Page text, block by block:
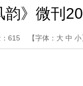
》微刊
615 【字体： 大 中 小